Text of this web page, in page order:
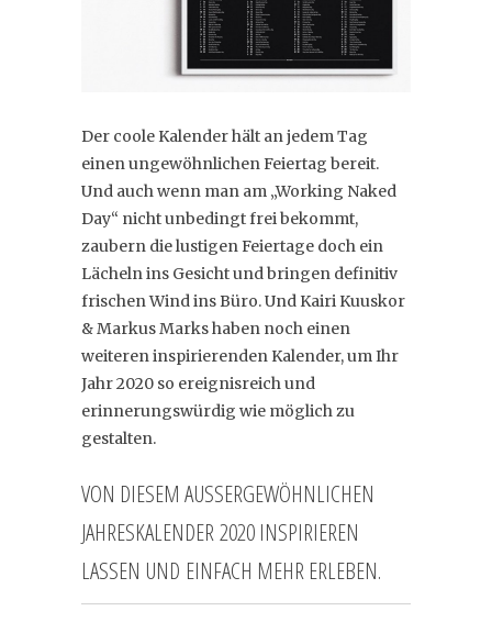
Der coole Kalender hält an jedem Tag
einen ungewöhnlichen Feiertag bereit.
Und auch wenn man am „Working Naked
Day“ nicht unbedingt frei bekommt,
zaubern die lustigen Feiertage doch ein
Lächeln ins Gesicht und bringen definitiv
frischen Wind ins Büro. Und Kairi Kuuskor
& Markus Marks haben noch einen
weiteren inspirierenden Kalender, um Ihr
Jahr 2020 so ereignisreich und
erinnerungswürdig wie möglich zu
gestalten.
VON DIESEM AUSSERGEWÖHNLICHEN J
AHRESKALENDER 2020 INSPIRIEREN L
ASSEN UND EINFACH MEHR ERLEBEN.